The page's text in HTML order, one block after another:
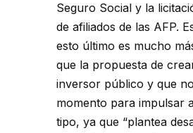
Seguro Social y la
de afiliados de las AFP.
esto último es mucho
que la propuesta de
inversor público y que
momento para impulsar
tipo, ya que “plantea